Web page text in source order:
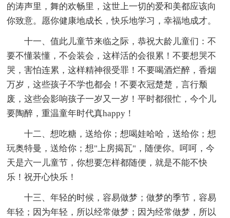
的涛声里，舞的欢畅里，这世上一切的爱和美都应该向
你致意。愿你健康地成长，快乐地学习，幸福地成才。
十一、值此儿童节来临之际，恭祝大龄儿童们：不
要不懂装懂，不会装会，这样活的会很累！不要想哭不
哭，害怕连累，这样精神很受罪！不要喝酒烂醉，香烟
万岁，这些孩子不学也都会！不要衣冠楚楚，言行颓
废，这些会影响孩子一岁又一岁！平时都很忙，今个儿
要陶醉，重温童年时代真happy！
十二、想吃糖，送给你；想喝娃哈哈，送给你；想
玩奥特曼，送给你；想"上房揭瓦"，随便你。呵呵，今
天是六一儿童节，你想要怎样都随便，就是不能不快
乐！祝开心快乐！
十三、年轻的时候，容易做梦；做梦的季节，容易
年轻；因为年轻，所以经常做梦；因为经常做梦，所以